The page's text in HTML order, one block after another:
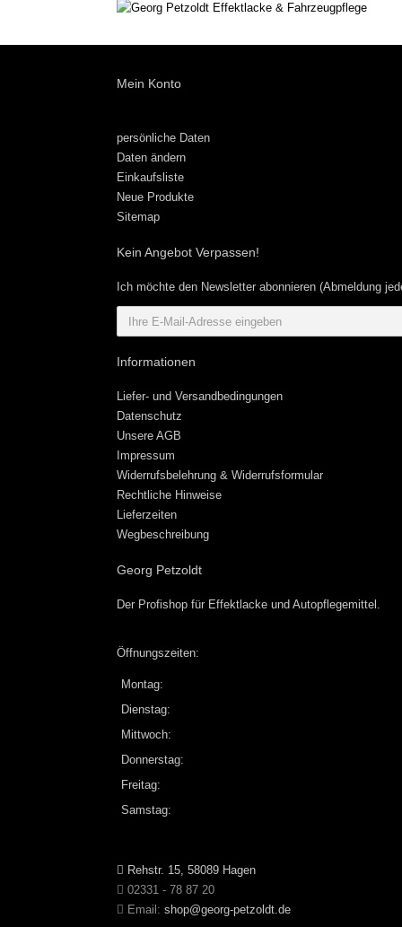
Mein Konto
persönliche Daten
Daten ändern
Einkaufsliste
Neue Produkte
Sitemap
Kein Angebot Verpassen!
Ich möchte den Newsletter abonnieren (Abmeldung
Informationen
Liefer- und Versandbedingungen
Datenschutz
Unsere AGB
Impressum
Widerrufsbelehrung & Widerrufsformular
Rechtliche Hinweise
Lieferzeiten
Wegbeschreibung
Georg Petzoldt
Der Profishop für Effektlacke und Autopflegemittel .
Öffnungszeiten:
Montag:
Dienstag:
Mittwoch:
Donnerstag:
Freitag:
Samstag:
Rehstr. 15, 58089 Hagen
02331 - 78 87 20
Email: shop@georg-petzoldt.de